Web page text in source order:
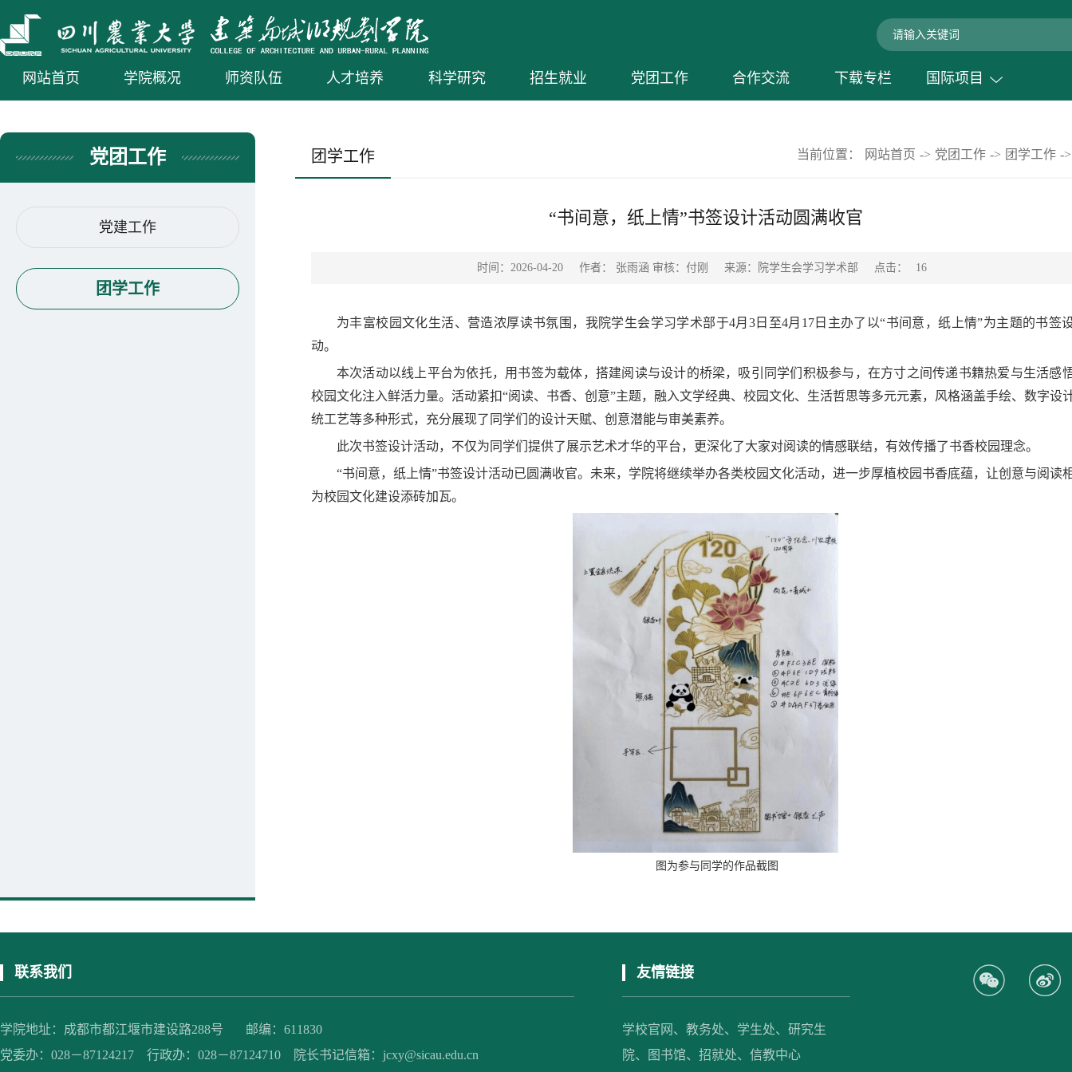
网站首页 学院概况 师资队伍 人才培养 科学研究 招生就业 党团工作 合作交流 下载专栏 国际项目
党团工作
党建工作
团学工作
团学工作 当前位置： 网站首页 -> 党团工作 -> 团学工作 ->
“书间意，纸上情”书签设计活动圆满收官
时间：2026-04-20 作者： 张雨涵 审核：付刚 来源：院学生会学习学术部 点击： 16
为丰富校园文化生活、营造浓厚读书氛围，我院学生会学习学术部于4月 3日 至4月 17日主办了以“书间意，纸上情”为主题的书签
动。
本次活动以线上平台为依托， 用 书签为载体，搭建阅读与设计的桥梁，吸引 同学们 积极参与，在方寸之间传递书籍热爱与生活感
校园文化注入鲜活力量。 活动紧扣“阅读、书香、创意”主题，融入文学经典、校园文化、生活哲思等多元元素，风格涵盖手绘、数字设
统工艺等多种形式，充分展现了同学们的设计天赋、创意潜能与审美素养。
此次书签设计活动，不仅为同学们提供了展示艺术才华的平台，更深化了大家对阅读的情感联结，有效传播了书香校园理念。
“书间意， 纸上情”书签设计活动已圆满收官。 未来， 学院将继续举办各类校园文化活动，进一步厚植校园书香底蕴，让创意与阅读
为校园文化建设添砖加瓦。
图为参与同学的作品截图
联系我们
学院地址：成都市都江堰市建设路288号 邮编：611830
党委办：028－87124217 行政办：028－87124710 院长书记信箱：jcxy@sicau.edu.cn
友情链接
学校官网、 教务处、 学生处、 研究生
院、
图书馆、 招就处、 信教中心